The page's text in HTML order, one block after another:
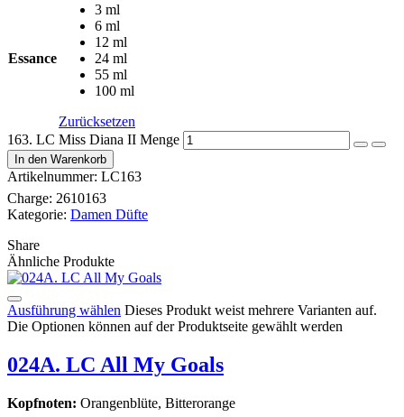
Essance
3 ml
6 ml
12 ml
24 ml
55 ml
100 ml
Zurücksetzen
163. LC Miss Diana II Menge
In den Warenkorb
Artikelnummer: LC163
Charge: 2610163
Kategorie: Damen Düfte
Share
Ähnliche Produkte
Ausführung wählen Dieses Produkt weist mehrere Varianten auf.
Die Optionen können auf der Produktseite gewählt werden
024A. LC All My Goals
Kopfnoten: Orangenblüte, Bitterorange